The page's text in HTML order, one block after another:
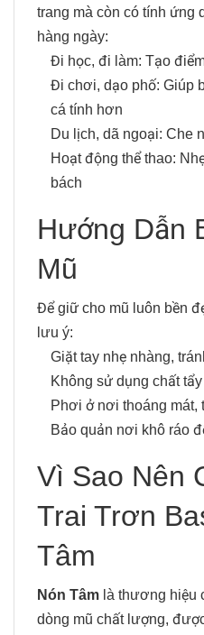
trang mà còn có tính ứng
hàng ngày:
Đi học, đi làm: Tạo
Đi chơi, dạo phố: Giúp
cá tính hơn
Du lịch, dã ngoại: Che
Hoạt động thể thao:
bách
Hướng Dẫn
Mũ
Để giữ cho mũ luôn bền
lưu ý:
Giặt tay nhẹ nhàng,
Không sử dụng chất
Phơi ở nơi thoáng mát,
Bảo quản nơi khô ráo
Vì Sao Nên
Trai Trơn
Tâm
Nón Tâm là thương hiệu
dòng mũ chất lượng,